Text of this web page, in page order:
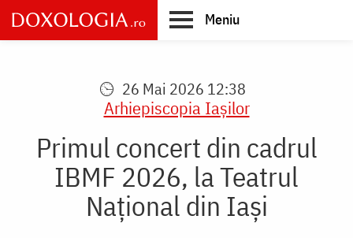
Skip
to
main
Meniu
26 Mai 2026 12:38
Arhiepiscopia Iaşilor
Primul concert din cadrul
IBMF 2026, la Teatrul
Național din Iași